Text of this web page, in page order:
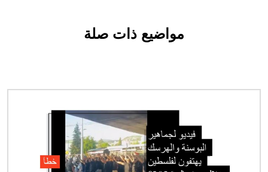
مواضيع ذات صلة